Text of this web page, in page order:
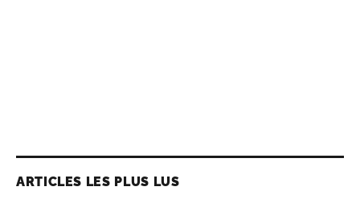
ARTICLES LES PLUS LUS